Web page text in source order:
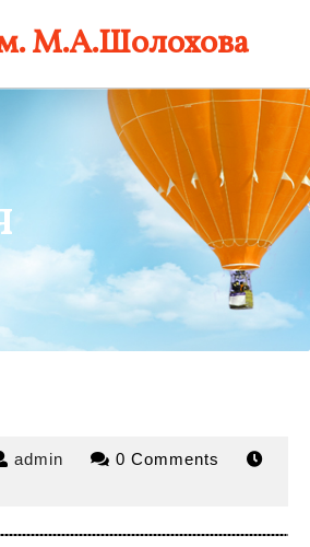
М.А.Шолохова
admin admin 0 Comments